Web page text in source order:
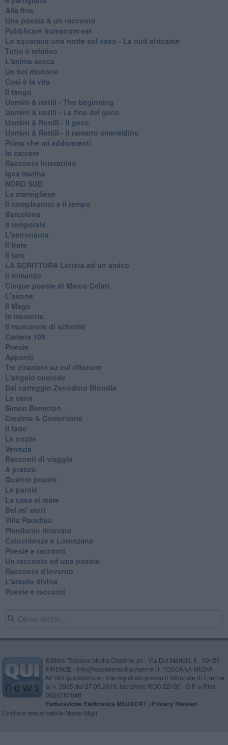
Alla fine
Una poesia & un racconto
Pubblicare humanum est
Lo squaraus:una notte sul vaso - La nuit africaine
Tutto è relativo
L'anima secca
Un bel mortorio
Cosi è la vita
Il tango
​Uomini & rettili - The beginning
​Uomini & rettili - La fine del geco
Uomini & Rettili - Il geco
Uomini & Rettili - Il ramarro smeraldino
Prima che mi addormenti
In carcere
Racconto interattivo
Igea marina
​NORD SUD
La marsigliese
Il compleanno e il tempo
Barcelona
Il temporale
L'astronauta
Il frate
Il faro
​LA SCRITTURA Lettera ad un amico
Il romanzo
Cinque poesie di Marco Celati
L'airone
Il Mago
In memoria
Il montatore di schermi
Camera 109
Poesie
Appunti
Tre citazioni su cui riflettere
L'angelo custode
Dal carteggio Zenodoto Blondie
La cena
Simon Benetton
Cresima & Comunione
Il fado
Le nozze
Venezia
Racconti di viaggio
A pranzo
Quattro poesie
Le parole
La casa al mare
Bel mi' morì
Villa Paradiso
Plenilunio ritrovato
Coincidenze e Lorenzana
Poesie e racconti
Un racconto ed una poesia
Racconto d'inverno
​L'arsella divina
Poesie e racconti
Editore Toscana Media Channel srl - Via Dei Martelli, 8 - 50129
FIRENZE - info@toscanamediachannel.it. TOSCANA MEDIA
NEWS quotidiano on line registrato presso il Tribunale di Firenze
al n. 5935 del 27.09.2013. Iscrizione ROC 22105 - C.F. e P.Iva
0620787048
Fatturazione Elettronica M5UXCR1 | Privacy Nielsen
Direttore responsabile Marco Migli